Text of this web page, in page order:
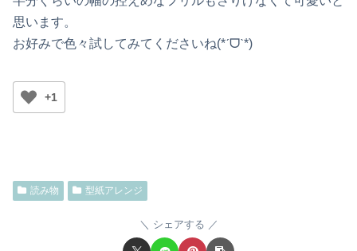
思います。
お好みで色々試してみてくださいね(*ˊᗜˋ*)
+1
読み物 型紙アレンジ
シェアする